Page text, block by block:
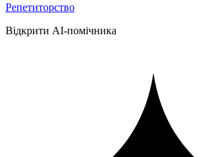
Репетиторство
Відкрити AI-помічника